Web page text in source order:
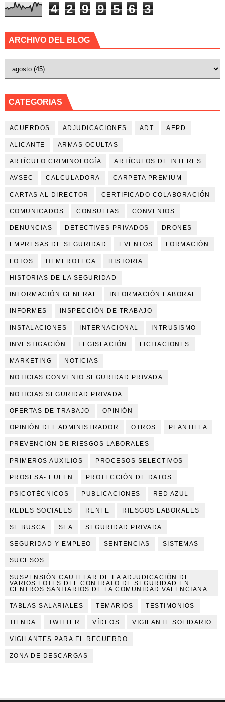
4 2 9 9 5 6 3
ARCHIVO DEL BLOG
CATEGORIAS
ACUERDOS ADJUDICACIONES ADT AEPD
ALICANTE ARMAS OCULTAS
ARTÍCULO CRIMINOLOGÍA ARTÍCULOS DE INTERES
AVSEC CALCULADORA CARPETA PREMIUM
CARTAS AL DIRECTOR CERTIFICADO COLABORACIÓN
COMUNICADOS CONSULTAS CONVENIOS
DENUNCIAS DETECTIVES PRIVADOS DRONES
EMPRESAS DE SEGURIDAD EVENTOS FORMACIÓN
FOTOS HEMEROTECA HISTORIA
HISTORIAS DE LA SEGURIDAD
INFORMACIÓN GENERAL INFORMACIÓN LABORAL
INFORMES INSPECCIÓN DE TRABAJO
INSTALACIONES INTERNACIONAL INTRUSISMO
INVESTIGACIÓN LEGISLACIÓN LICITACIONES
MARKETING NOTICIAS
NOTICIAS CONVENIO SEGURIDAD PRIVADA
NOTICIAS SEGURIDAD PRIVADA
OFERTAS DE TRABAJO OPINIÓN
OPINIÓN DEL ADMINISTRADOR OTROS PLANTILLA
PREVENCIÓN DE RIESGOS LABORALES
PRIMEROS AUXILIOS PROCESOS SELECTIVOS
PROSESA- EULEN PROTECCIÓN DE DATOS
PSICOTÉCNICOS PUBLICACIONES RED AZUL
REDES SOCIALES RENFE RIESGOS LABORALES
SE BUSCA SEA SEGURIDAD PRIVADA
SEGURIDAD Y EMPLEO SENTENCIAS SISTEMAS
SUCESOS
SUSPENSIÓN CAUTELAR DE LA ADJUDICACIÓN DE
VARIOS LOTES DEL CONTRATO DE SEGURIDAD EN
CENTROS SANITARIOS DE LA COMUNIDAD VALENCIANA
TABLAS SALARIALES TEMARIOS TESTIMONIOS
TIENDA TWITTER VÍDEOS VIGILANTE SOLIDARIO
VIGILANTES PARA EL RECUERDO
ZONA DE DESCARGAS